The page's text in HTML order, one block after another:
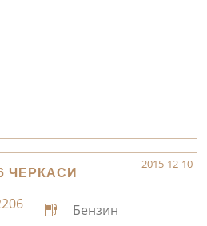
ЧЕРКАСИ
2015-12-10
Бензин